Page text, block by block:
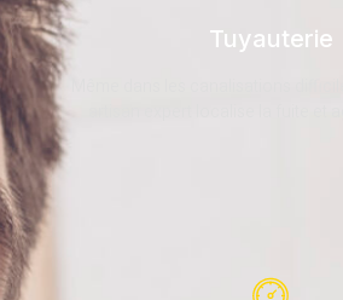
Tuyauterie